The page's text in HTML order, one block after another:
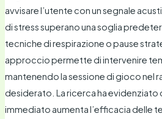
avvisare l’utente con un segnale
di stress superano una soglia
tecniche di respirazione o pause
approccio permette di intervenire
mantenendo la sessione di gioco nel
desiderato. La ricerca ha evidenziato
immediato aumenta l’efficacia delle